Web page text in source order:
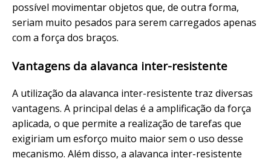
possível movimentar objetos que, de outra forma,
seriam muito pesados para serem carregados apenas
com a força dos braços.
Vantagens da alavanca inter-resistente
A utilização da alavanca inter-resistente traz diversas
vantagens. A principal delas é a amplificação da força
aplicada, o que permite a realização de tarefas que
exigiriam um esforço muito maior sem o uso desse
mecanismo. Além disso, a alavanca inter-resistente